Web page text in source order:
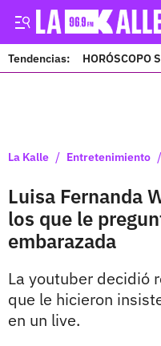
Tendencias: HORÓSCOPO
La Kalle / Entretenimiento /
Luisa Fernanda
los que le
embarazada
La youtuber decidió
que le hicieron
en un live.